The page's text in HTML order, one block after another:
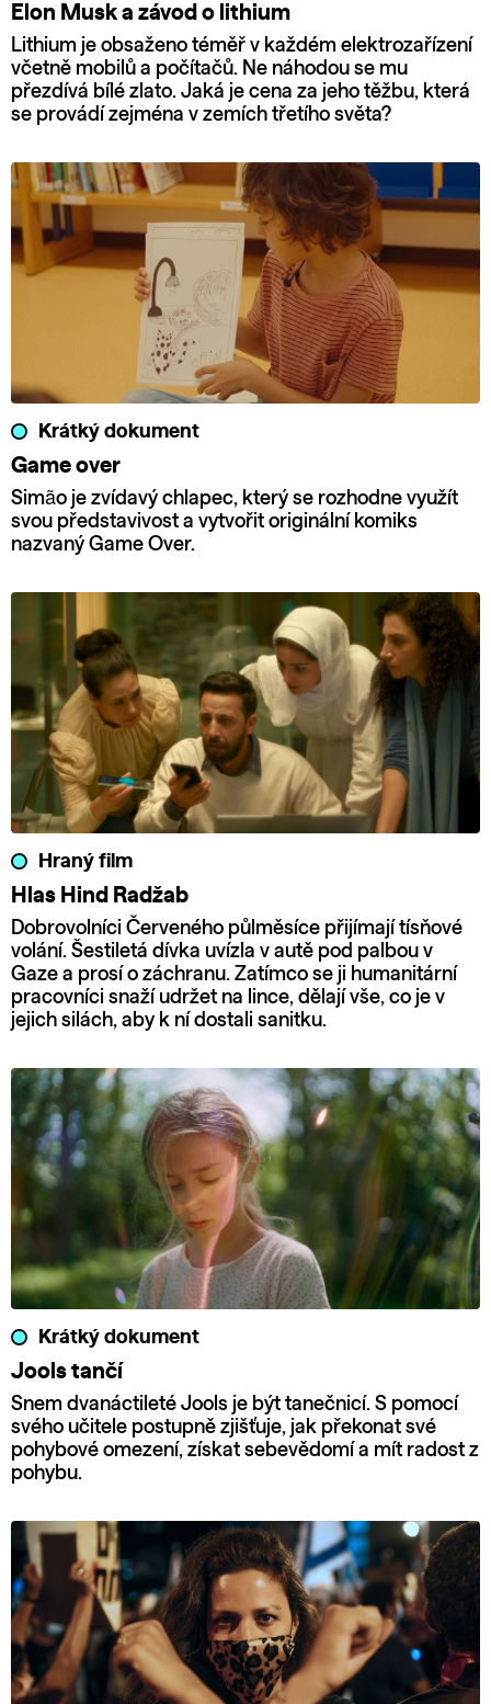
Elon Musk a závod o lithium
Lithium je obsaženo téměř v každém elektrozařízení
včetně mobilů a počítačů. Ne náhodou se mu
přezdívá bílé zlato. Jaká je cena za jeho těžbu, která
se provádí zejména v zemích třetího světa?
Krátký dokument
Game over
Simão je zvídavý chlapec, který se rozhodne využít
svou představivost a vytvořit originální komiks
nazvaný Game Over.
Hraný film
Hlas Hind Radžab
Dobrovolníci Červeného půlměsíce přijímají tísňové
volání. Šestiletá dívka uvízla v autě pod palbou v
Gaze a prosí o záchranu. Zatímco se ji humanitární
pracovníci snaží udržet na lince, dělají vše, co je v
jejich silách, aby k ní dostali sanitku.
Krátký dokument
Jools tančí
Snem dvanáctileté Jools je být tanečnicí. S pomocí
svého učitele postupně zjišťuje, jak překonat své
pohybové omezení, získat sebevědomí a mít radost z
pohybu.